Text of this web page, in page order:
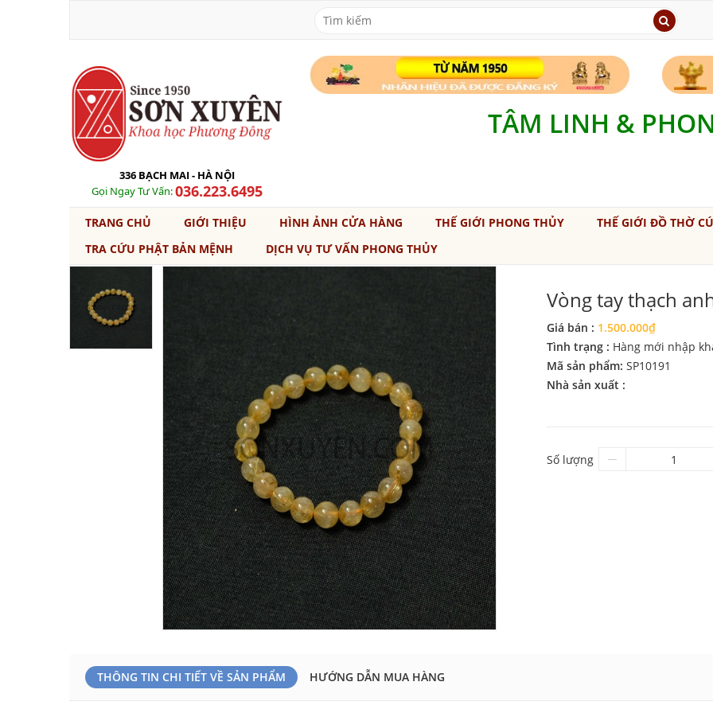
336 BẠCH MAI - HÀ NỘI
Gọi Ngay Tư Vấn:036.223.6495
TÂM LINH &
TRANG CHỦ GIỚI THIỆU HÌNH ẢNH CỬA HÀNG THẾ GIỚI PHONG THỦY
THẾ GIỚI ĐỒ THỜ
TRA CỨU PHẬT BẢN MỆNH
DỊCH VỤ TƯ VẤN PHONG THỦY
Vòng tay thạch
Giá bán : 1.500.000₫
Tình trạng : Hàng mới nhập
Mã sản phẩm: SP10191
Nhà sản xuất :
Số lượng
THÔNG TIN CHI TIẾT VỀ SẢN PHẨM HƯỚNG DẪN MUA HÀNG